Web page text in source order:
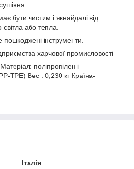
бути чистим і якнайдалі від
або тепла.
пошкоджені інструменти.
харчової промисловості
Матеріал: поліпропілен і
TPE) Вес : 0,230 кг Країна-
Італія